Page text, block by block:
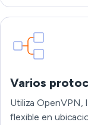
Varios
Utiliza OpenVPN,
flexible en